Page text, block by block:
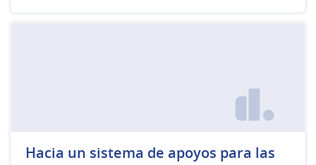
Hacia un sistema de apoyos para las